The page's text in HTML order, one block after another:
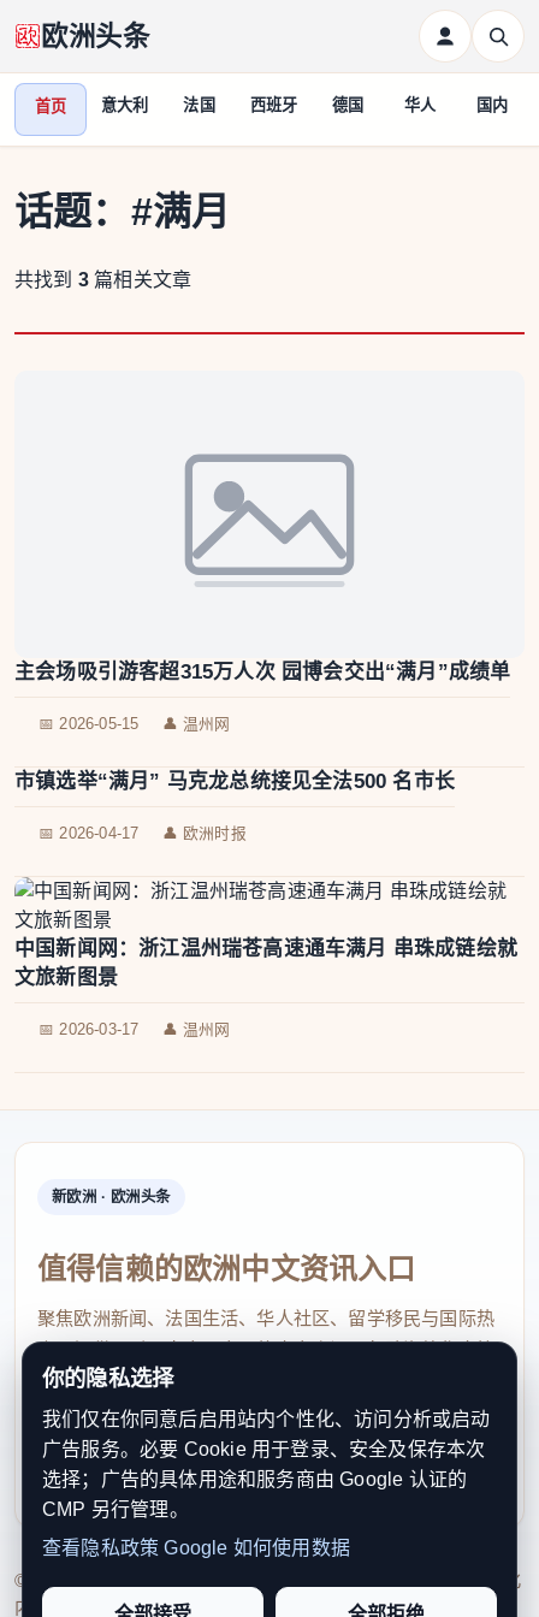
欧洲头条
首页 意大利 法国 西班牙 德国 华人 国内
话题： #满月
共找到 3 篇相关文章
主会场吸引游客超315万人次 园博会交出“满月”成绩单
📅 2026-05-15 👤 温州网
市镇选举“满月” 马克龙总统接见全法500 名市长
📅 2026-04-17 👤 欧洲时报
中国新闻网：浙江温州瑞苍高速通车满月 串珠成链绘就
文旅新图景
📅 2026-03-17 👤 温州网
新欧洲 · 欧洲头条
值得信赖的欧洲中文资讯入口
聚焦欧洲新闻、法国生活、华人社区、留学移民与国际热
点，提供及时、真实、实用的中文资讯，帮助海外华人快
速了解欧洲动态。
contact@xinouzhou.com
服务支持、版权与合作：工作日优先处理站务、投稿与权
利通知
© 2026 新欧洲·欧洲头条. All Rights Reserved. 本网站持续优化
内容透明度、联系方式与用户权利说明，以提升品牌信任感和
你的隐私选择
我们仅在你同意后启用站内个性化、访问分析或启动
广告服务。必要 Cookie 用于登录、安全及保存本次
选择；广告的具体用途和服务商由 Google 认证的
CMP 另行管理。
查看隐私政策 Google 如何使用数据